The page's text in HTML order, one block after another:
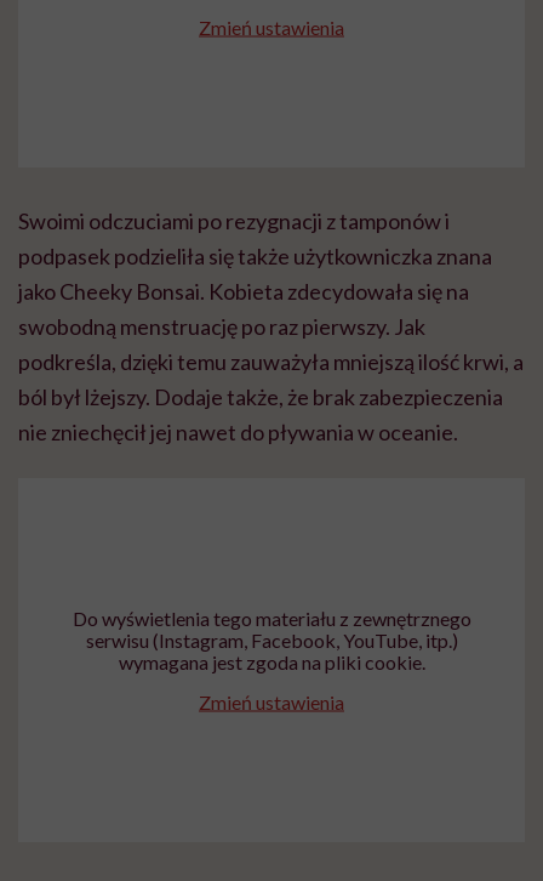
Zmień ustawienia
Swoimi odczuciami po rezygnacji z tamponów i
podpasek podzieliła się także użytkowniczka znana
jako Cheeky Bonsai. Kobieta zdecydowała się na
swobodną menstruację po raz pierwszy. Jak
podkreśla, dzięki temu zauważyła mniejszą ilość krwi, a
ból był lżejszy. Dodaje także, że brak zabezpieczenia
nie zniechęcił jej nawet do pływania w oceanie.
Do wyświetlenia tego materiału z zewnętrznego
serwisu (Instagram, Facebook, YouTube, itp.)
wymagana jest zgoda na pliki cookie.
Zmień ustawienia